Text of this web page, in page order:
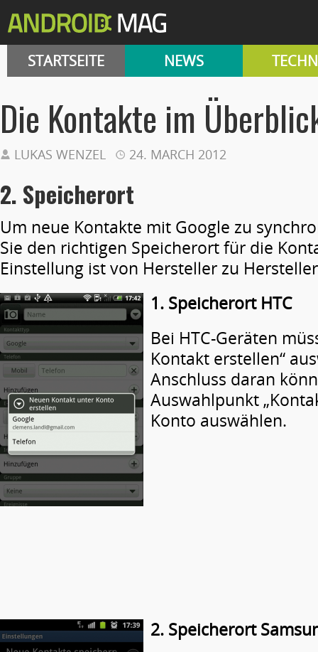
STARTSEITE NEWS
Die Kontakte im
LUKAS WENZEL 24. MARCH 2012
2. Speicherort
Um neue Kontakte mit Google zu
Sie den richtigen Speicherort für die
Einstellung ist von Hersteller zu
1. Speicherort HTC
Bei HTC-Geräten
Kontakt erstellen“
Anschluss daran
Auswahlpunkt
Konto auswählen.
2. Speicherort